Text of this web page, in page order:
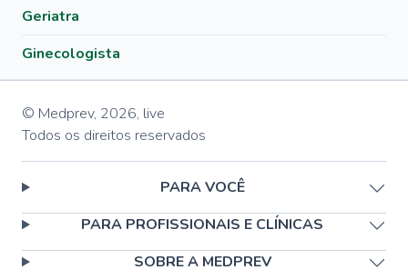
Geriatra
Ginecologista
© Medprev, 2026, live
Todos os direitos reservados
PARA VOCÊ
PARA PROFISSIONAIS E CLÍNICAS
SOBRE A MEDPREV